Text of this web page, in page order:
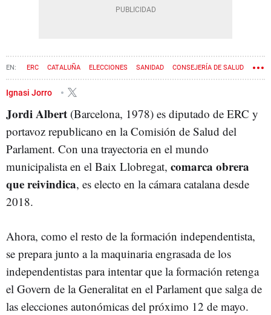
ERC CATALUÑA ELECCIONES SANIDAD CONSEJERÍA DE SALUD
MANEL BALCELLS
Ignasi Jorro
Jordi Albert (Barcelona, 1978) es diputado de ERC y
portavoz republicano en la Comisión de Salud del
Parlament. Con una trayectoria en el mundo
municipalista en el Baix Llobregat, comarca obrera
que reivindica, es electo en la cámara catalana desde
2018.
Ahora, como el resto de la formación independentista,
se prepara junto a la maquinaria engrasada de los
independentistas para intentar que la formación retenga
el Govern de la Generalitat en el Parlament que salga de
las elecciones autonómicas del próximo 12 de mayo.